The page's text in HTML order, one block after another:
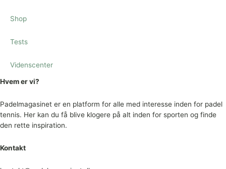
Shop
Tests
Videnscenter
Hvem er vi?
Padelmagasinet er en platform for alle med interesse inden for padel
tennis. Her kan du få blive klogere på alt inden for sporten og finde
den rette inspiration.
Kontakt